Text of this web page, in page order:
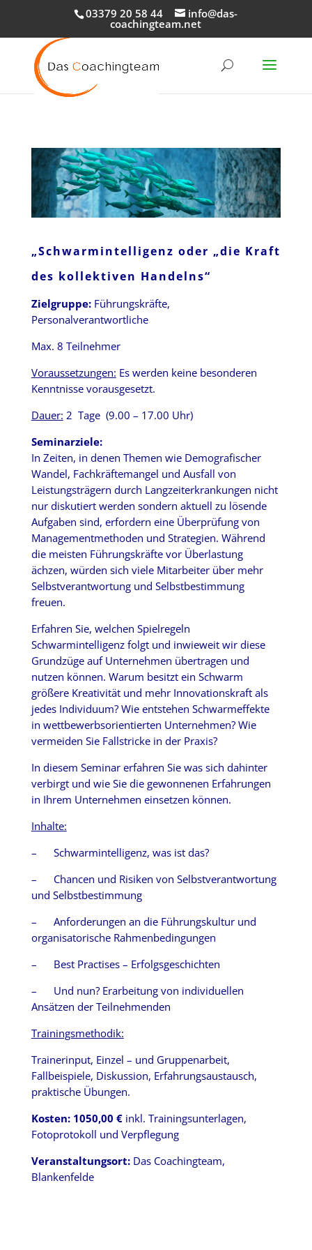
03379 20 58 44 info@das-
coachingteam.net
„Schwarmintelligenz oder „die Kraft
des kollektiven Handelns“
Zielgruppe:Führungskräfte,
Personalverantwortliche
Max. 8 Teilnehmer
Voraussetzungen: Es werden keine besonderen
Kenntnisse vorausgesetzt.
Dauer: 2 Tage (9.00 – 17.00 Uhr)
Seminarziele:
In Zeiten, in denen Themen wie Demografischer
Wandel, Fachkräftemangel und Ausfall von
Leistungsträgern durch Langzeiterkrankungen nicht
nur diskutiert werden sondern aktuell zu lösende
Aufgaben sind, erfordern eine Überprüfung von
Managementmethoden und Strategien. Während
die meisten Führungskräfte vor Überlastung
ächzen, würden sich viele Mitarbeiter über mehr
Selbstverantwortung und Selbstbestimmung
freuen.
Erfahren Sie, welchen Spielregeln
Schwarmintelligenz folgt und inwieweit wir diese
Grundzüge auf Unternehmen übertragen und
nutzen können. Warum besitzt ein Schwarm
größere Kreativität und mehr Innovationskraft als
jedes Individuum? Wie entstehen Schwarmeffekte
in wettbewerbsorientierten Unternehmen? Wie
vermeiden Sie Fallstricke in der Praxis?
In diesem Seminar erfahren Sie was sich dahinter
verbirgt und wie Sie die gewonnenen Erfahrungen
in Ihrem Unternehmen einsetzen können.
Inhalte:
– Schwarmintelligenz, was ist das?
– Chancen und Risiken von Selbstverantwortung
und Selbstbestimmung
– Anforderungen an die Führungskultur und
organisatorische Rahmenbedingungen
– Best Practises – Erfolgsgeschichten
– Und nun? Erarbeitung von individuellen
Ansätzen der Teilnehmenden
Trainingsmethodik:
Trainerinput, Einzel – und Gruppenarbeit,
Fallbeispiele, Diskussion, Erfahrungsaustausch,
praktische Übungen.
Kosten: 1050,00 €inkl. Trainingsunterlagen,
Fotoprotokoll und Verpflegung
Veranstaltungsort:Das Coachingteam,
Blankenfelde